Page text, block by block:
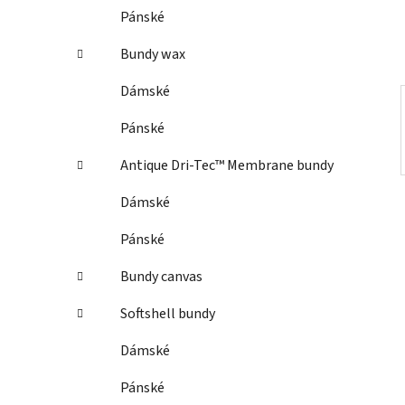
a
Pánské
Bundy wax
Dámské
Pánské
Antique Dri-Tec™ Membrane bundy
Dámské
Pánské
Bundy canvas
Softshell bundy
Dámské
Pánské